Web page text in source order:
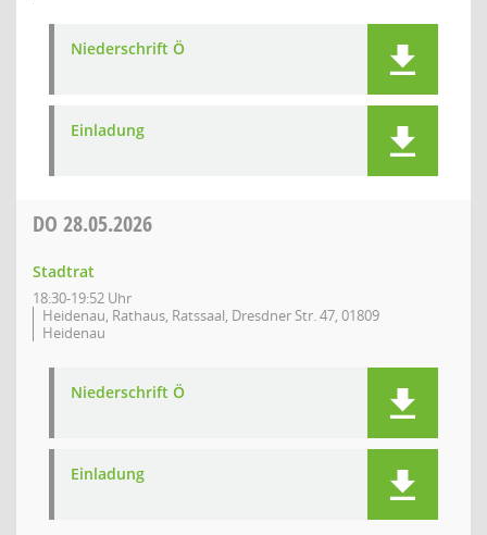
Niederschrift Ö
Einladung
DO 28.05.2026
Stadtrat
18:30-19:52 Uhr
Heidenau, Rathaus, Ratssaal, Dresdner Str. 47, 01809
Heidenau
Niederschrift Ö
Einladung